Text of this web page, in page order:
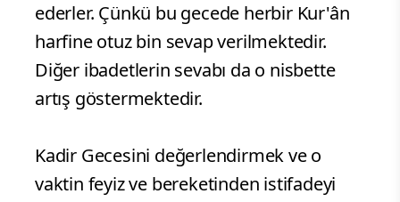
ederler. Çünkü bu gecede herbir Kur'ân
harfine otuz bin sevap verilmektedir.
Diğer ibadetlerin sevabı da o nisbette
artış göstermektedir.
Kadir Gecesini değerlendirmek ve o
vaktin feyiz ve bereketinden istifadeyi